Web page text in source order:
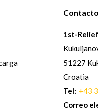
Contacto
1st-Relief
51227
Croatia
Tel: +43
Correo